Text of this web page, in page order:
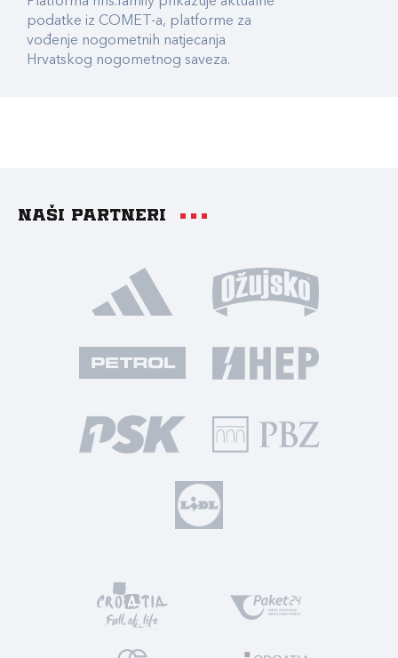
podatke iz COMET-a, platforme za
vođenje nogometnih natjecanja
Hrvatskog nogometnog saveza.
Naši partneri